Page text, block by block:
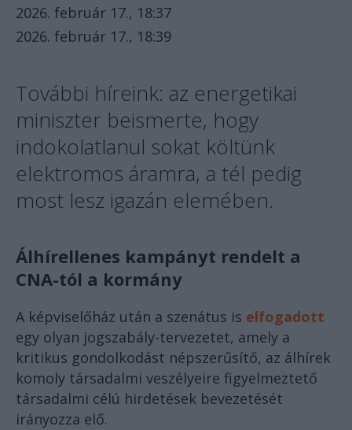
2026. február 17., 18:37
2026. február 17., 18:39
További híreink: az energetikai
miniszter beismerte, hogy
indokolatlanul sokat költünk
elektromos áramra, a tél pedig
most lesz igazán elemében.
Álhírellenes kampányt rendelt a
CNA-tól a kormány
A képviselőház után a szenátus is elfogadott
egy olyan jogszabály-tervezetet, amely a
kritikus gondolkodást népszerűsítő, az álhírek
komoly társadalmi veszélyeire figyelmeztető
társadalmi célú hirdetések bevezetését
irányozza elő.